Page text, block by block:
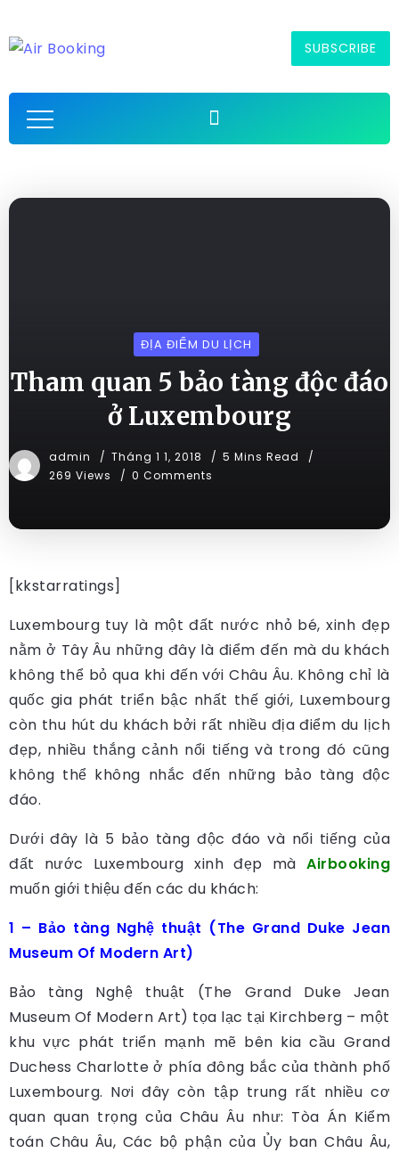
SUBSCRIBE
ĐỊA ĐIỂM DU LỊCH
Tham quan 5 bảo tàng độc đáo
ở Luxembourg
admin Tháng 1 1, 2018
5 Mins Read
269 Views
0 Comments
[kkstarratings]
Luxembourg tuy là một đất nước nhỏ bé, xinh đẹp
nằm ở Tây Âu những đây là điểm đến mà du khách
không thể bỏ qua khi đến với Châu Âu. Không chỉ là
quốc gia phát triển bậc nhất thế giới, Luxembourg
còn thu hút du khách bởi rất nhiều địa điểm du lịch
đẹp, nhiều thắng cảnh nổi tiếng và trong đó cũng
không thể không nhắc đến những bảo tàng độc
đáo.
Dưới đây là 5 bảo tàng độc đáo và nổi tiếng của
đất nước Luxembourg xinh đẹp mà Airbooking
muốn giới thiệu đến các du khách:
1 – Bảo tàng Nghệ thuật (The Grand Duke Jean
Museum Of Modern Art)
Bảo tàng Nghệ thuật (The Grand Duke Jean
Museum Of Modern Art) tọa lạc tại Kirchberg – một
khu vực phát triển mạnh mẽ bên kia cầu Grand
Duchess Charlotte ở phía đông bắc của thành phố
Luxembourg. Nơi đây còn tập trung rất nhiều cơ
quan quan trọng của Châu Âu như: Tòa Án Kiểm
toán Châu Âu, Các bộ phận của Ủy ban Châu Âu,